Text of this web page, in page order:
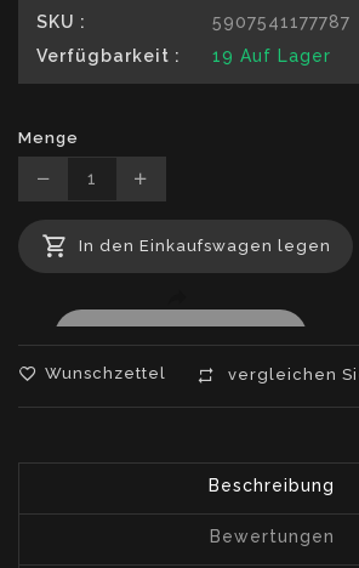
SKU :
5907541177787
Verfügbarkeit :
19 Auf Lager
Menge
Translation
missing:
de.products.product.decrease
Translation
missing:
In den Einkaufswagen legen
Wunschzettel vergleichen
Beschreibung
Bewertungen